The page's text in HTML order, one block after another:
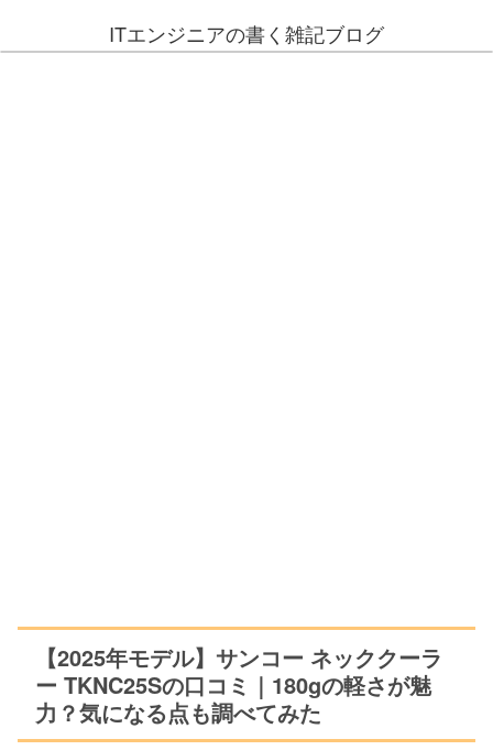
ITエンジニアの書く雑記ブログ
【2025年モデル】サンコー ネッククーラ
ー TKNC25Sの口コミ｜180gの軽さが魅
力？気になる点も調べてみた